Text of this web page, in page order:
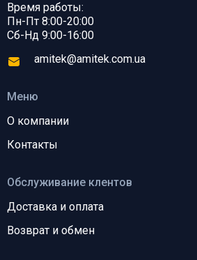
Обслуживание клентов
Доставка и оплата
Возврат и обмен
Меню
О компании
Контакты
Время работы:
Пн-Пт 8:00-20:00
Сб-Нд 9:00-16:00
amitek@amitek.com.ua